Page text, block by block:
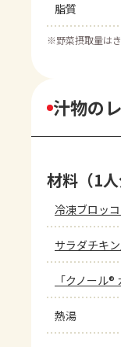
脂質
※野菜摂取量は
汁物の
材料（1人
冷凍ブロッ
サラダチキ
「クノール
熱湯